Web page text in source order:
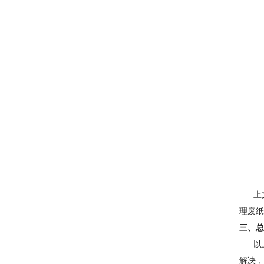
上文
理废
三、
以上
解决